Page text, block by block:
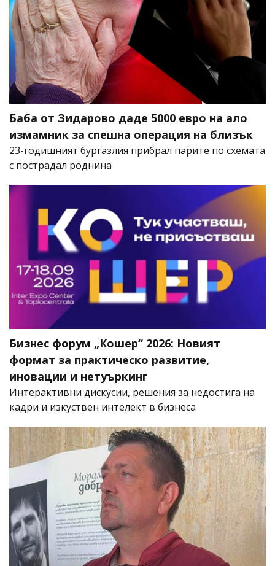
Баба от Зидарово даде 5000 евро на ало
измамник за спешна операция на близък
23-годишният бургазлия прибрал парите по схемата
с пострадал роднина
Бизнес форум „Кошер“ 2026: Новият
формат за практическо развитие,
иновации и нетуъркинг
Интерактивни дискусии, решения за недостига на
кадри и изкуствен интелект в бизнеса